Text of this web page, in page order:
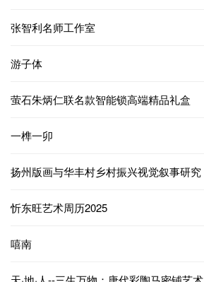
张智利名师工作室
游子体
萤石朱炳仁联名款智能锁高端精品礼盒
一榫一卯
扬州版画与华丰村乡村振兴视觉叙事研究
忻东旺艺术周历2025
嘻南